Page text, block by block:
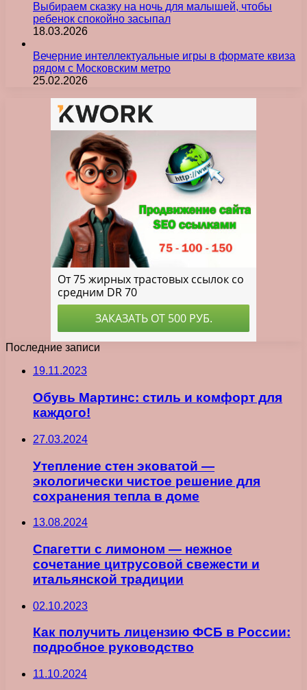
Выбираем сказку на ночь для малышей, чтобы
ребенок спокойно засыпал
18.03.2026
Вечерние интеллектуальные игры в формате квиза
рядом с Московским метро
25.02.2026
Последние записи
19.11.2023
Обувь Мартинс: стиль и комфорт для
каждого!
27.03.2024
Утепление стен эковатой —
экологически чистое решение для
сохранения тепла в доме
13.08.2024
Спагетти с лимоном — нежное
сочетание цитрусовой свежести и
итальянской традиции
02.10.2023
Как получить лицензию ФСБ в России:
подробное руководство
11.10.2024